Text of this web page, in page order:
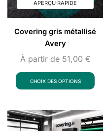
APERÇU RAPIDE
Covering gris métallisé
Avery
À partir de 51,00 €
CHOIX DES OPTIONS